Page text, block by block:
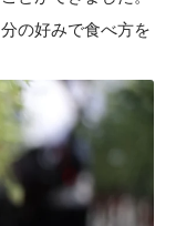
の好みで食べ方を